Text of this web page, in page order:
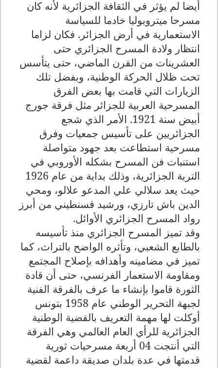
أيضا لم يؤثر في الثقافة الجزائرية لأنه كان
مسرحا ميتروبوليا خادما للسياسة
الاستعمارية في أرض الجزائر. فكان لزاما
انتظار ولادة المسرح الجزائري حتى
العشرينات من القرن الماضي، حتى يتأسس
تحت ظلال الحركة الوطنية، وبفضل تلك
الزيارات التي قامت بها بعض الفرق
المسرحية العربية للجزائر مثل فرقة جورج
أبيض سنة 1921. الأمر الذي شجع
الجزائريين على تأسيس جمعيات وفرق
مسرحية استطاعت بعد جهود متواصلة
استنبات فن المسرح بشكله الأوروبي في
التربة الجزائرية، وذلك بداية من عام 1926
حيث يعد سلالي علي المدعو علالو، ومحي
الدين باش تارزي، ورشيد قسنطيني من أبرز
رواد المسرح الجزائري الأوائل.
وقد تميز المسرح الجزائري منذ تأسيسه
بالطابع الشعبي، وتأثره الواضح بالتراث، كما
تميز في مضامينه وأهدافه بإصلاح المجتمع
ومقاومة الاستعمار الفرنسي، حتى أن قادة
الثورة قاموا بإنشاء ما عرف بالفرقة الفنية
لجبهة التحرير الوطني عام 1958 بتونس
أوكلت لها مهمة التعريف بالقضية الوطنية
الجزائرية للرأي العام العالمي وهي الفرقة
التي أنتجت 04 أربعة مسرحيات ثورية
قدمتها في عدة بلدان صديقة داعمة لقضية